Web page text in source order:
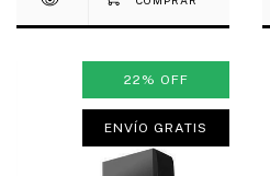
22 % OFF
ENVÍO GRATIS